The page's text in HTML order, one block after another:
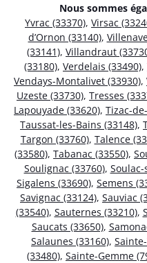
Nous sommes
Yvrac (33370), Virsac
d’Ornon (33140),
(33141), Villandraut
(33180), Verdelais (33490),
Vendays-Montalivet (33930),
Uzeste (33730), Tresses
Lapouyade (33620), Tizac-
Taussat-les-Bains (33148),
Targon (33760), Talence
(33580), Tabanac (33550),
Soulignac (33760),
Sigalens (33690), Semens
Savignac (33124), Sauviac
(33540), Sauternes (33210),
Saucats (33650),
Salaunes (33160),
(33480), Sainte-Gemme